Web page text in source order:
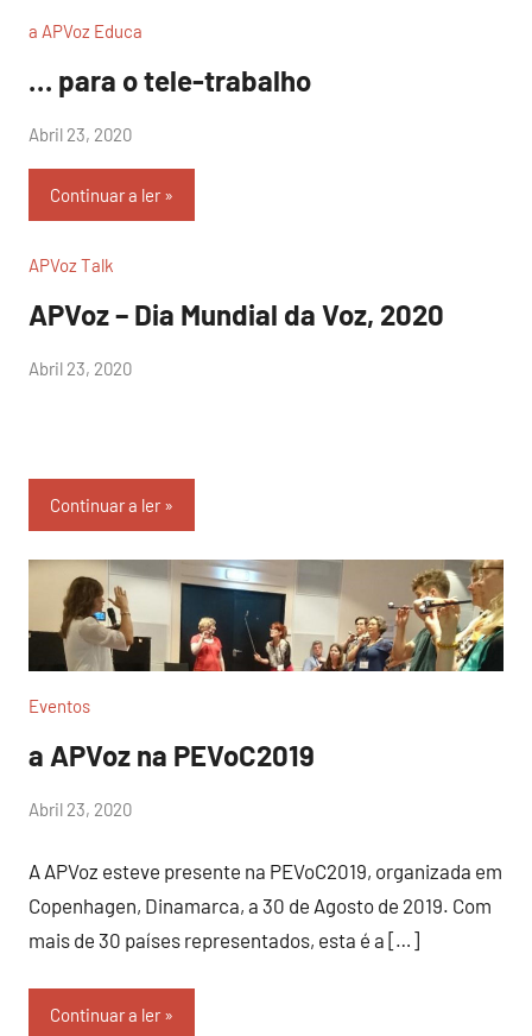
a APVoz Educa
… para o tele-trabalho
por
Sr.Axado
Abril 23, 2020
Continuar a ler
APVoz Talk
APVoz – Dia Mundial da Voz, 2020
por
Abril 23, 2020
Continuar a ler
Eventos
a APVoz na PEVoC2019
por
Abril 23, 2020
A APVoz esteve presente na PEVoC2019, organizada em
Copenhagen, Dinamarca, a 30 de Agosto de 2019. Com
mais de 30 países representados, esta é a […]
Continuar a ler